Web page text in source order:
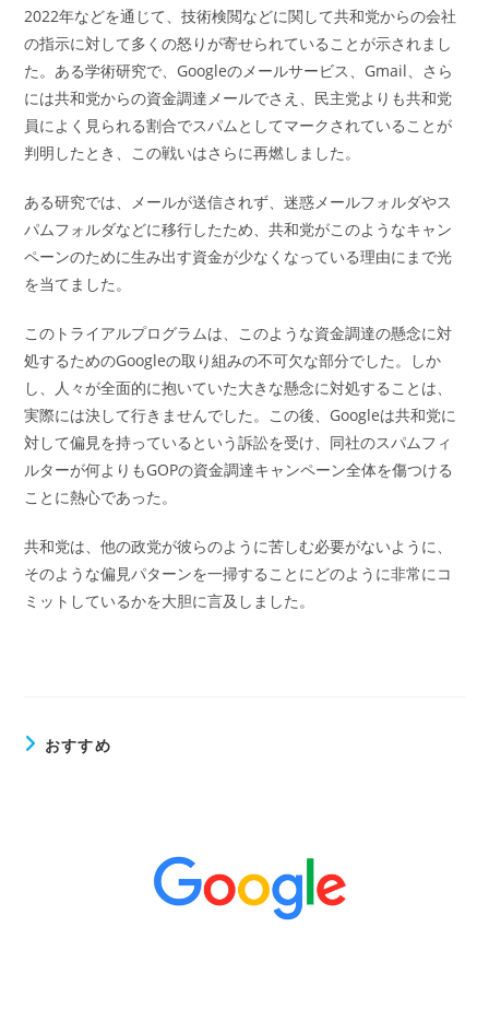
2022年などを通じて、技術検閲などに関して共和党からの会社
の指示に対して多くの怒りが寄せられていることが示されまし
た。ある学術研究で、Googleのメールサービス、Gmail、さら
には共和党からの資金調達メールでさえ、民主党よりも共和党
員によく見られる割合でスパムとしてマークされていることが
判明したとき、この戦いはさらに再燃しました。
ある研究では、メールが送信されず、迷惑メールフォルダやス
パムフォルダなどに移行したため、共和党がこのようなキャン
ペーンのために生み出す資金が少なくなっている理由にまで光
を当てました。
このトライアルプログラムは、このような資金調達の懸念に対
処するためのGoogleの取り組みの不可欠な部分でした。しか
し、人々が全面的に抱いていた大きな懸念に対処することは、
実際には決して行きませんでした。この後、Googleは共和党に
対して偏見を持っているという訴訟を受け、同社のスパムフィ
ルターが何よりもGOPの資金調達キャンペーン全体を傷つける
ことに熱心であった。
共和党は、他の政党が彼らのように苦しむ必要がないように、
そのような偏見パターンを一掃することにどのように非常にコ
ミットしているかを大胆に言及しました。
おすすめ